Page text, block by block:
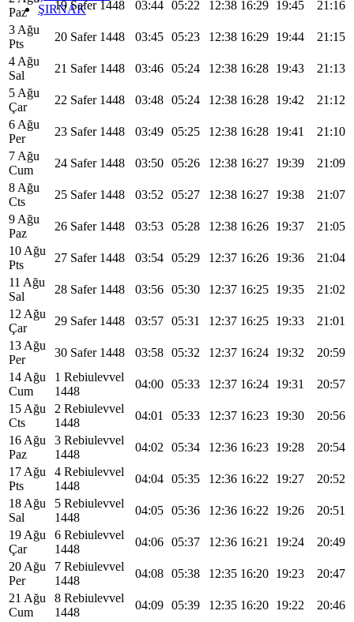
ŞIRNAK
Paz
19 Safer 1448 03:44 05:22 12:38 16:29 19:45
21:16
3 Ağu
Pts
20 Safer 1448 03:45 05:23 12:38 16:29 19:44
21:15
4 Ağu
Sal
21 Safer 1448 03:46 05:24 12:38 16:28 19:43
21:13
5 Ağu
Çar
22 Safer 1448 03:48 05:24 12:38 16:28 19:42
21:12
6 Ağu
Per
23 Safer 1448 03:49 05:25 12:38 16:28 19:41
21:10
7 Ağu
Cum
24 Safer 1448 03:50 05:26 12:38 16:27 19:39
21:09
8 Ağu
Cts
25 Safer 1448 03:52 05:27 12:38 16:27 19:38
21:07
9 Ağu
Paz
26 Safer 1448 03:53 05:28 12:38 16:26 19:37
21:05
10 Ağu
Pts
27 Safer 1448 03:54 05:29 12:37 16:26 19:36
21:04
11 Ağu
Sal
28 Safer 1448 03:56 05:30 12:37 16:25 19:35
21:02
12 Ağu
Çar
29 Safer 1448 03:57 05:31 12:37 16:25 19:33
21:01
13 Ağu
Per
30 Safer 1448 03:58 05:32 12:37 16:24 19:32
20:59
14 Ağu
Cum
1 Rebiulevvel
1448
04:00 05:33 12:37 16:24 19:31
20:57
15 Ağu
Cts
2 Rebiulevvel
1448
04:01 05:33 12:37 16:23 19:30
20:56
16 Ağu
Paz
3 Rebiulevvel
1448
04:02 05:34 12:36 16:23 19:28
20:54
17 Ağu
Pts
4 Rebiulevvel
1448
04:04 05:35 12:36 16:22 19:27
20:52
18 Ağu
Sal
5 Rebiulevvel
1448
04:05 05:36 12:36 16:22 19:26
20:51
19 Ağu
Çar
6 Rebiulevvel
1448
04:06 05:37 12:36 16:21 19:24
20:49
20 Ağu
Per
7 Rebiulevvel
1448
04:08 05:38 12:35 16:20 19:23
20:47
21 Ağu
Cum
8 Rebiulevvel
1448
04:09 05:39 12:35 16:20 19:22
20:46